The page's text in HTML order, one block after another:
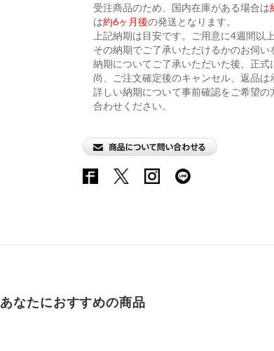
受注商品のため、国内在庫がある場合は
は約6ヶ月後の発送となります。
上記納期は目安です。ご用意に4週間以
その納期でご了承いただけるかのお伺い
納期についてご了承いただいた後、正式
尚、ご注文確定後のキャンセル、返品は
詳しい納期について事前確認をご希望
合わせください。
あなたにおすすめの商品